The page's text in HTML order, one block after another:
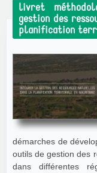
livret
gestion des
planification
démarches de
outils de gestion des
dans différentes